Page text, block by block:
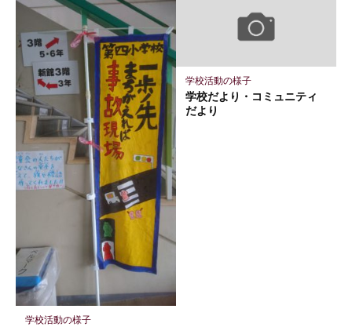
マ
ー
ク
に
保
存
学校活動の様子
学校活動の様子
学校だより・コミュニティ
だより